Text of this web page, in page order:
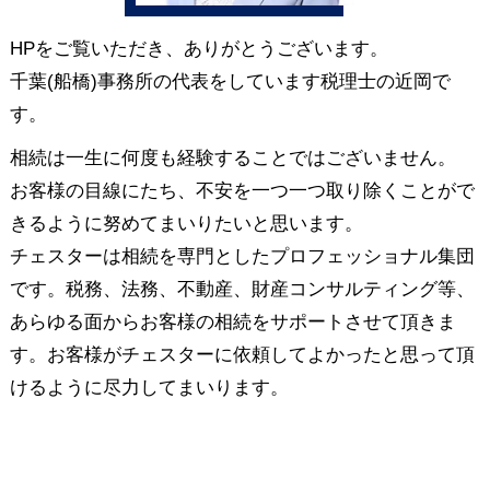
HPをご覧いただき、ありがとうございます。
千葉(船橋)事務所の代表をしています税理士の近岡で
す。
相続は一生に何度も経験することではございません。
お客様の目線にたち、不安を一つ一つ取り除くことがで
きるように努めてまいりたいと思います。
チェスターは相続を専門としたプロフェッショナル集団
です。税務、法務、不動産、財産コンサルティング等、
あらゆる面からお客様の相続をサポートさせて頂きま
す。お客様がチェスターに依頼してよかったと思って頂
けるように尽力してまいります。